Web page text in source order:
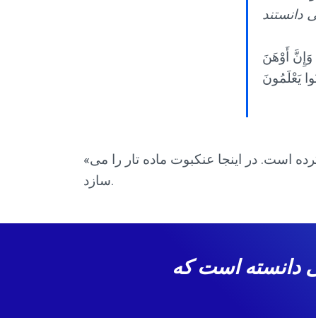
وَإِنَّ أَوْهَنَ
يَعْلَمُونَ
«اِتَّخَذَا اتَّخَذَ» برای مردان است. «اتَّخَذَتْ» برای زنان است. قرآن برای زنان از «ایت تخطات» استفاده کرده است. در اینجا عنکبوت ماده تار را می
سازد.
زیسته می دانسته است که